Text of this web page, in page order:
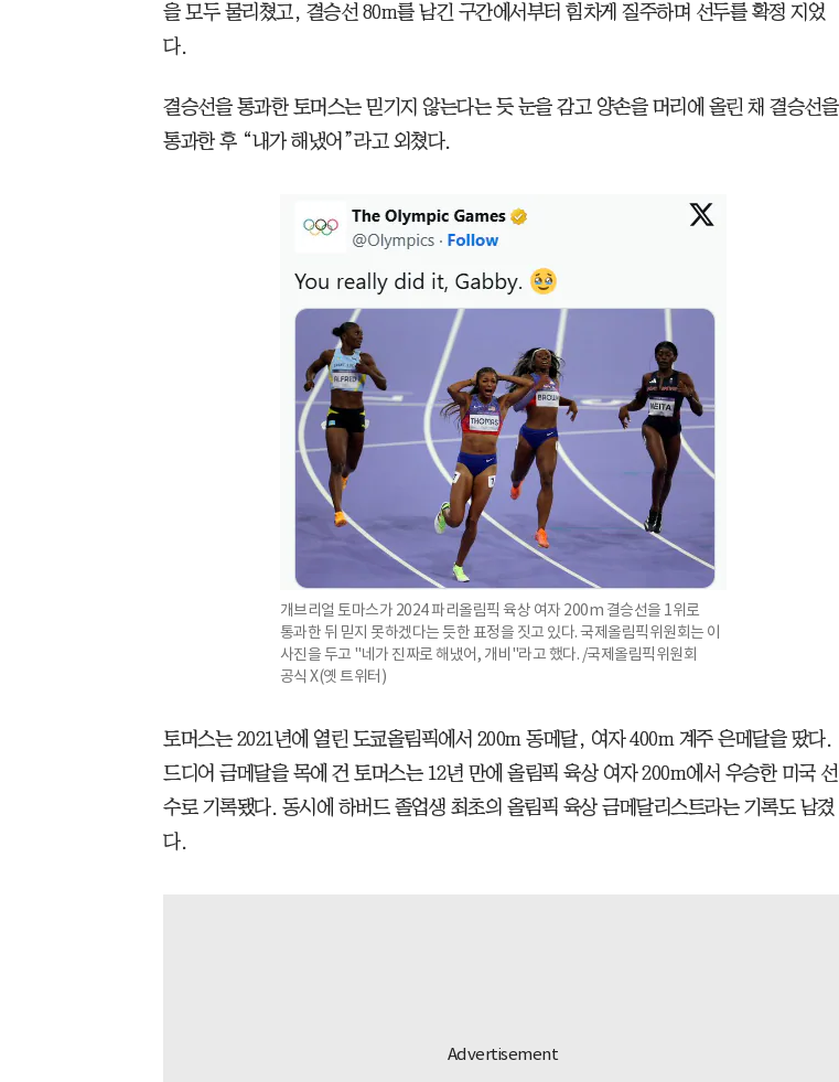
을 모두 물리쳤고, 결승선 80m를 남긴 구간에서부터 힘차게 질주하며 선두를 확정 지었
다.
결승선을 통과한 토머스는 믿기지 않는다는 듯 눈을 감고 양손을 머리에 올린 채 결승선을
통과한 후 “내가 해냈어”라고 외쳤다.
개브리얼 토마스가 2024 파리올림픽 육상 여자 200m 결승선을 1위로
통과한 뒤 믿지 못하겠다는 듯한 표정을 짓고 있다. 국제올림픽위원회는 이
사진을 두고 "네가 진짜로 해냈어, 개비"라고 했다. /국제올림픽위원회
공식 X(옛 트위터)
토머스는 2021년에 열린 도쿄올림픽에서 200m 동메달, 여자 400m 계주 은메달을 땄다.
드디어 금메달을 목에 건 토머스는 12년 만에 올림픽 육상 여자 200m에서 우승한 미국 선
수로 기록됐다. 동시에 하버드 졸업생 최초의 올림픽 육상 금메달리스트라는 기록도 남겼
다.